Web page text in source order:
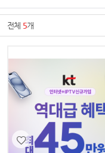
전체 5개